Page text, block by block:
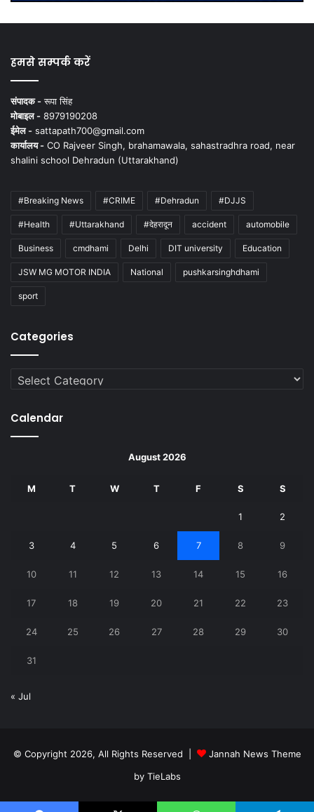
हमसे सम्पर्क करें
संपादक -रूपा सिंह
मोबाइल - 8979190208
ईमेल - sattapath700@gmail.com
कार्यालय - CO Rajveer Singh, brahamawala, sahastradhra road, near
shalini school Dehradun (Uttarakhand)
#Breaking News #CRIME #Dehradun #DJJS
#Health #Uttarakhand #देहरादून accident automobile
Business cmdhami Delhi DIT university Education
JSW MG MOTOR INDIA National pushkarsinghdhami
sport
Categories
Categories
Calendar
August 2026
M T W T F S S
1 2
3 4 5 6 7 8 9
10 11 12 13 14 15 16
17 18 19 20 21 22 23
24 25 26 27 28 29 30
31
« Jul
© Copyright 2026, All Rights Reserved |
Jannah News Theme
by TieLabs